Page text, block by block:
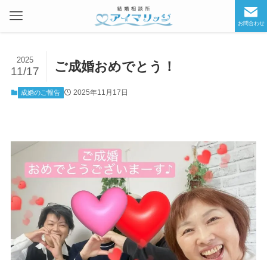
お問合わせ
ご成婚おめでとう！
2025
11/17
成婚のご報告 2025年11月17日